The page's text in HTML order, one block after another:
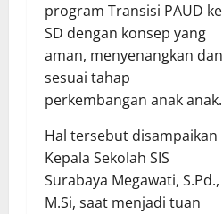
program Transisi PAUD ke
SD dengan konsep yang
aman, menyenangkan dan
sesuai tahap
perkembangan anak anak.
Hal tersebut disampaikan
Kepala Sekolah SIS
Surabaya Megawati, S.Pd.,
M.Si, saat menjadi tuan